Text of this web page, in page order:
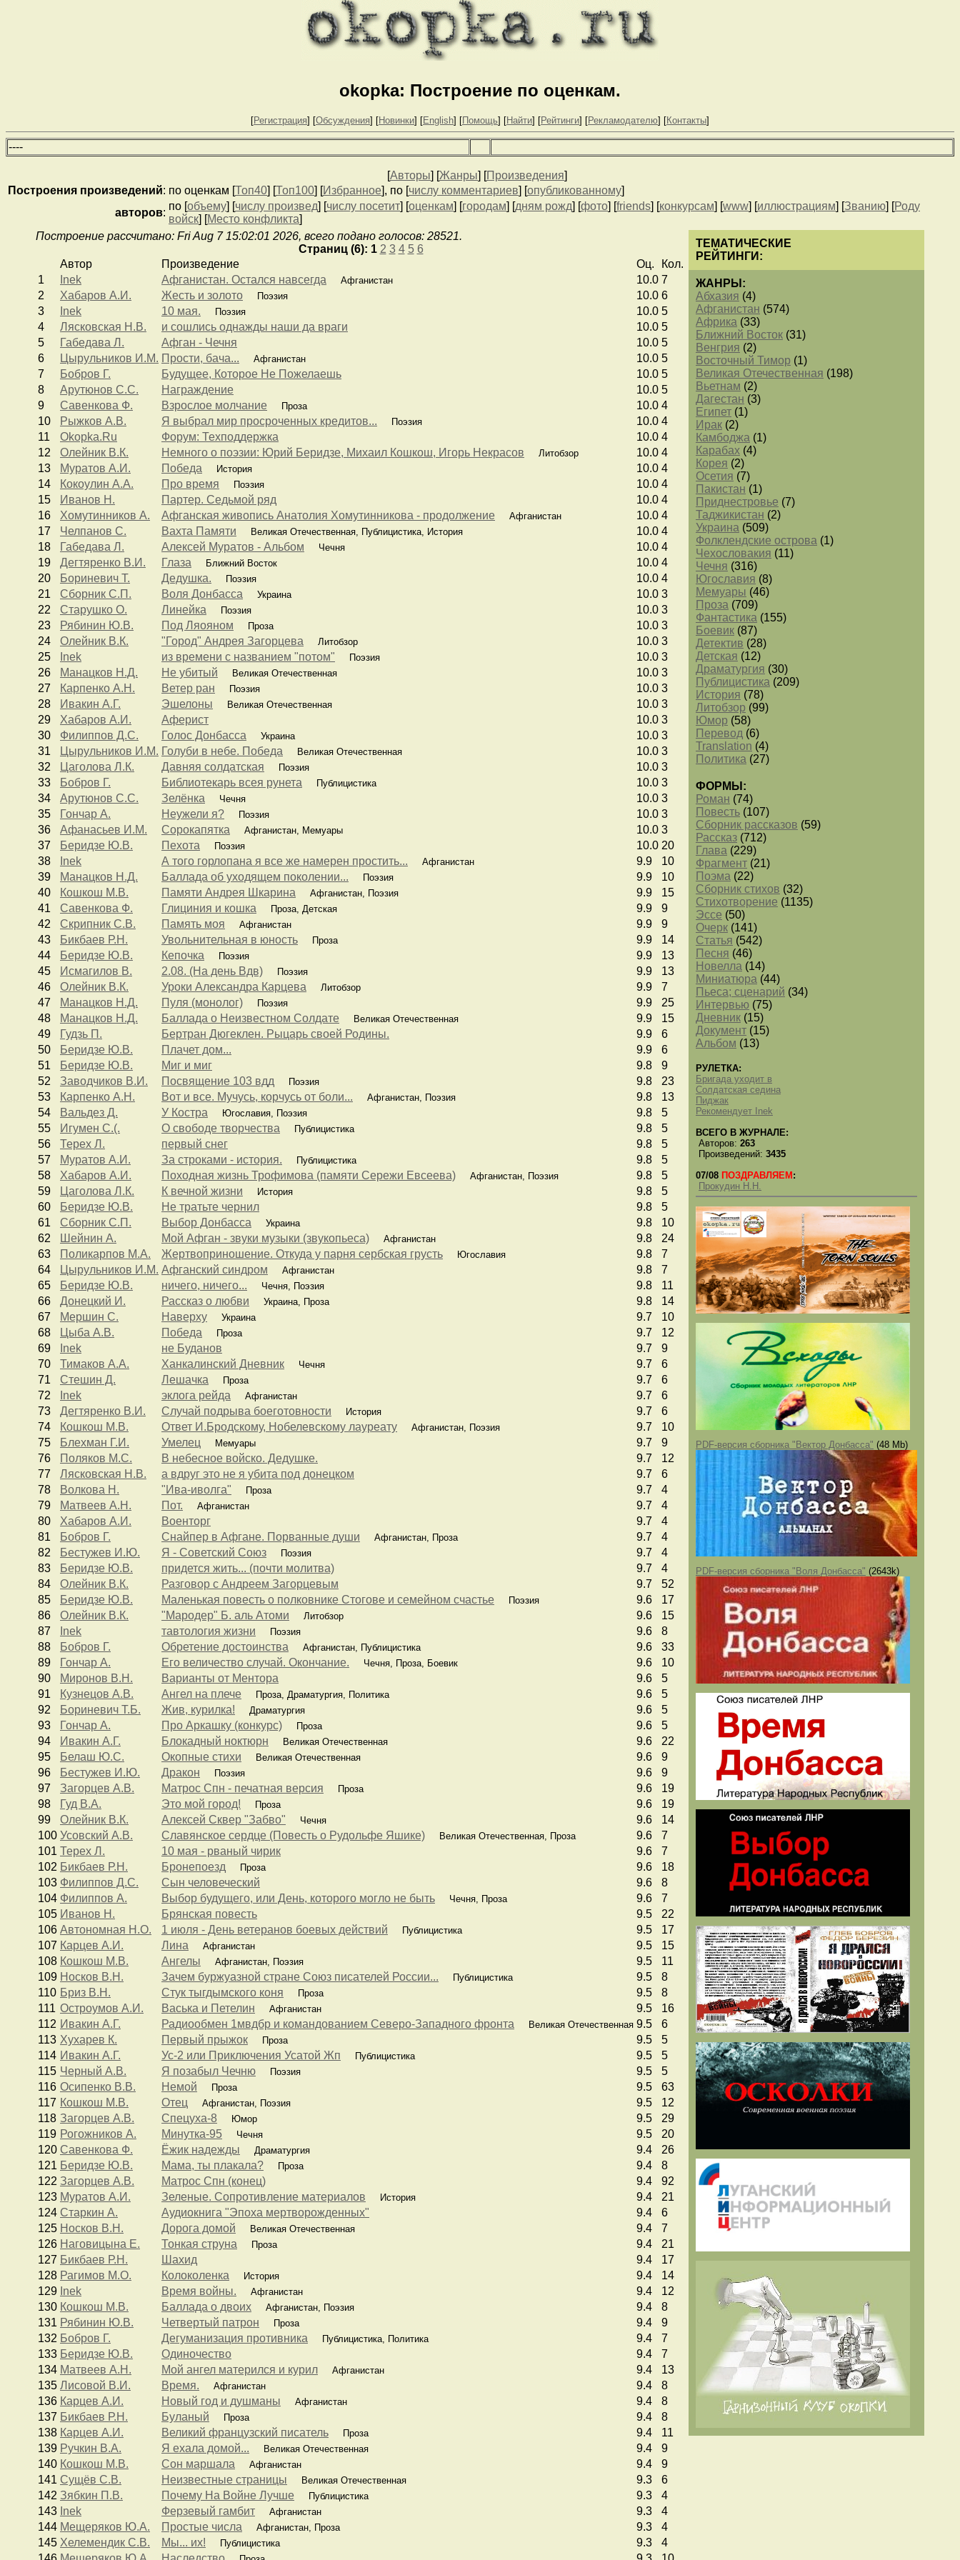
okopka: Построение по оценкам.
[Регистрация] [Обсуждения] [Новинки] [English] [Помощь] [Найти] [Рейтинги] [Рекламодателю] [Контакты]
----
[Авторы] [Жанры] [Произведения]
Построения произведений: по оценкам [Топ40] [Топ100] [Избранное], по [числу комментариев] [опубликованному]
авторов:
по [объему] [числу произвед] [числу посетит] [оценкам] [городам] [дням рожд] [фото] [friends] [конкурсам] [www] [иллюстрациям] [Званию] [Роду
войск] [Место конфликта]
Построение рассчитано: Fri Aug 7 15:02:01 2026, всего подано голосов: 28521.
Страниц (6): 1 2 3 4 5 6
Автор
Произведение Оц.
Кол.
1
Inek Афганистан. Остался навсегда Афганистан 10.0 7
2
Хабаров А.И. Жесть и золото Поэзия 10.0 6
3
Inek 10 мая. Поэзия 10.0 5
4
Лясковская Н.В. и сошлись однажды наши да враги 10.0 5
5
Габедава Л. Афган - Чечня 10.0 5
6
Цырульников И.М. Прости, бача... Афганистан 10.0 5
7
Бобров Г. Будущее, Которое Не Пожелаешь 10.0 5
8
Арутюнов С.С. Награждение 10.0 5
9
Савенкова Ф. Взрослое молчание Проза 10.0 4
10
Рыжков А.В. Я выбрал мир просроченных кредитов... Поэзия 10.0 4
11
Okopka.Ru Форум: Техподдержка 10.0 4
12
Олейник В.К. Немного о поэзии: Юрий Беридзе, Михаил Кошкош, Игорь Некрасов Литобзор 10.0 4
13
Муратов А.И. Победа История 10.0 4
14
Кокоулин А.А. Про время Поэзия 10.0 4
15
Иванов Н. Партер. Седьмой ряд 10.0 4
16
Хомутинников А. Афганская живопись Анатолия Хомутинникова - продолжение Афганистан 10.0 4
17
Челпанов С. Вахта Памяти Великая Отечественная, Публицистика, История 10.0 4
18
Габедава Л. Алексей Муратов - Альбом Чечня 10.0 4
19
Дегтяренко В.И. Глаза Ближний Восток 10.0 4
20
Бориневич Т. Дедушка. Поэзия 10.0 4
21
Сборник С.П. Воля Донбасса Украина 10.0 3
22
Старушко О. Линейка Поэзия 10.0 3
23
Рябинин Ю.В. Под Ляояном Проза 10.0 3
24
Олейник В.К. "Город" Андрея Загорцева Литобзор 10.0 3
25
Inek из времени с названием "потом" Поэзия 10.0 3
26
Манацков Н.Д. Не убитый Великая Отечественная 10.0 3
27
Карпенко А.Н. Ветер ран Поэзия 10.0 3
28
Ивакин А.Г. Эшелоны Великая Отечественная 10.0 3
29
Хабаров А.И. Аферист 10.0 3
30
Филиппов Д.С. Голос Донбасса Украина 10.0 3
31
Цырульников И.М. Голуби в небе. Победа Великая Отечественная 10.0 3
32
Цаголова Л.К. Давняя солдатская Поэзия 10.0 3
33
Бобров Г. Библиотекарь всея рунета Публицистика 10.0 3
34
Арутюнов С.С. Зелёнка Чечня 10.0 3
35
Гончар А. Неужели я? Поэзия 10.0 3
36
Афанасьев И.М. Сорокапятка Афганистан, Мемуары 10.0 3
37
Беридзе Ю.В. Пехота Поэзия 10.0 20
38
Inek А того горлопана я все же намерен простить... Афганистан 9.9
10
39
Манацков Н.Д. Баллада об уходящем поколении... Поэзия 9.9
10
40
Кошкош М.В. Памяти Андрея Шкарина Афганистан, Поэзия 9.9
15
41
Савенкова Ф. Глициния и кошка Проза, Детская 9.9
9
42
Скрипник С.В. Память моя Афганистан 9.9
9
43
Бикбаев Р.Н. Увольнительная в юность Проза 9.9
14
44
Беридзе Ю.В. Кепочка Поэзия 9.9
13
45
Исмагилов В. 2.08. (На день Вдв) Поэзия 9.9
13
46
Олейник В.К. Уроки Александра Карцева Литобзор 9.9
7
47
Манацков Н.Д. Пуля (монолог) Поэзия 9.9
25
48
Манацков Н.Д. Баллада о Неизвестном Солдате Великая Отечественная 9.9
15
49
Гудзь П. Бертран Дюгеклен. Рыцарь своей Родины. 9.9
6
50
Беридзе Ю.В. Плачет дом... 9.9
6
51
Беридзе Ю.В. Миг и миг 9.8
9
52
Заводчиков В.И. Посвящение 103 вдд Поэзия 9.8
23
53
Карпенко А.Н. Вот и все. Мучусь, корчусь от боли... Афганистан, Поэзия 9.8
13
54
Вальдез Д. У Костра Югославия, Поэзия 9.8
5
55
Игумен С.(. О свободе творчества Публицистика 9.8
5
56
Терех Л. первый снег 9.8
5
57
Муратов А.И. За строками - история. Публицистика 9.8
5
58
Хабаров А.И. Походная жизнь Трофимова (памяти Сережи Евсеева) Афганистан, Поэзия 9.8
5
59
Цаголова Л.К. К вечной жизни История 9.8
5
60
Беридзе Ю.В. Не тратьте чернил 9.8
5
61
Сборник С.П. Выбор Донбасса Украина 9.8
10
62
Шейнин А. Мой Афган - звуки музыки (звукопьеса) Афганистан 9.8
24
63
Поликарпов М.А. Жертвоприношение. Откуда у парня сербская грусть Югославия 9.8
7
64
Цырульников И.М. Афганский синдром Афганистан 9.8
7
65
Беридзе Ю.В. ничего, ничего... Чечня, Поэзия 9.8
11
66
Донецкий И. Рассказ о любви Украина, Проза 9.8
14
67
Мершин С. Наверху Украина 9.7
10
68
Цыба А.В. Победа Проза 9.7
12
69
Inek не Буданов 9.7
9
70
Тимаков А.А. Ханкалинский Дневник Чечня 9.7
6
71
Стешин Д. Лешачка Проза 9.7
6
72
Inek эклога рейда Афганистан 9.7
6
73
Дегтяренко В.И. Случай подрыва боеготовности История 9.7
6
74
Кошкош М.В. Ответ И.Бродскому, Нобелевскому лауреату Афганистан, Поэзия 9.7
10
75
Блехман Г.И. Умелец Мемуары 9.7
9
76
Поляков М.С. В небесное войско. Дедушке. 9.7
12
77
Лясковская Н.В. а вдруг это не я убита под донецком 9.7
6
78
Волкова Н. "Ива-иволга" Проза 9.7
4
79
Матвеев А.Н. Пот. Афганистан 9.7
4
80
Хабаров А.И. Военторг 9.7
4
81
Бобров Г. Снайпер в Афгане. Порванные души Афганистан, Проза 9.7
4
82
Бестужев И.Ю. Я - Советский Союз Поэзия 9.7
4
83
Беридзе Ю.В. придется жить... (почти молитва) 9.7
4
84
Олейник В.К. Разговор с Андреем Загорцевым 9.7
52
85
Беридзе Ю.В. Маленькая повесть о полковнике Стогове и семейном счастье Поэзия 9.6
17
86
Олейник В.К. "Мародер" Б. аль Атоми Литобзор 9.6
15
87
Inek тавтология жизни Поэзия 9.6
8
88
Бобров Г. Обретение достоинства Афганистан, Публицистика 9.6
33
89
Гончар А. Его величество случай. Окончание. Чечня, Проза, Боевик 9.6
10
90
Миронов В.Н. Варианты от Ментора 9.6
5
91
Кузнецов А.В. Ангел на плече Проза, Драматургия, Политика 9.6
5
92
Бориневич Т.Б. Жив, курилка! Драматургия 9.6
5
93
Гончар А. Про Аркашку (конкурс) Проза 9.6
5
94
Ивакин А.Г. Блокадный ноктюрн Великая Отечественная 9.6
22
95
Белаш Ю.С. Окопные стихи Великая Отечественная 9.6
9
96
Бестужев И.Ю. Дракон Поэзия 9.6
9
97
Загорцев А.В. Матрос Спн - печатная версия Проза 9.6
19
98
Гуд В.А. Это мой город! Проза 9.6
19
99
Олейник В.К. Алексей Сквер "Забво" Чечня 9.6
14
100 Усовский А.В. Славянское сердце (Повесть о Рудольфе Яшике) Великая Отечественная, Проза 9.6
7
101 Терех Л. 10 мая - рваный чирик 9.6
7
102 Бикбаев Р.Н. Бронепоезд Проза 9.6
18
103 Филиппов Д.С. Сын человеческий 9.6
8
104 Филиппов А. Выбор будущего, или День, которого могло не быть Чечня, Проза 9.6
7
105 Иванов Н. Брянская повесть 9.5
22
106 Автономная Н.О. 1 июля - День ветеранов боевых действий Публицистика 9.5
17
107 Карцев А.И. Лина Афганистан 9.5
15
108 Кошкош М.В. Ангелы Афганистан, Поэзия 9.5
11
109 Носков В.Н. Зачем буржуазной стране Союз писателей России... Публицистика 9.5
8
110 Бриз В.Н. Стук тыгдымского коня Проза 9.5
8
111 Остроумов А.И. Васька и Петелин Афганистан 9.5
16
112 Ивакин А.Г. Радиообмен 1мвдбр и командованием Северо-Западного фронта Великая Отечественная 9.5
6
113 Хухарев К. Первый прыжок Проза 9.5
5
114 Ивакин А.Г. Ус-2 или Приключения Усатой Жп Публицистика 9.5
5
115 Черный А.В. Я позабыл Чечню Поэзия 9.5
5
116 Осипенко В.В. Немой Проза 9.5
63
117 Кошкош М.В. Отец Афганистан, Поэзия 9.5
12
118 Загорцев А.В. Спецуха-8 Юмор 9.5
29
119 Рогожников А. Минутка-95 Чечня 9.5
20
120 Савенкова Ф. Ёжик надежды Драматургия 9.4
26
121 Беридзе Ю.В. Мама, ты плакала? Проза 9.4
8
122 Загорцев А.В. Матрос Спн (конец) 9.4
92
123 Муратов А.И. Зеленые. Сопротивление материалов История 9.4
21
124 Старкин А. Аудиокнига "Эпоха мертворожденных" 9.4
6
125 Носков В.Н. Дорога домой Великая Отечественная 9.4
7
126 Наговицына Е. Тонкая струна Проза 9.4
21
127 Бикбаев Р.Н. Шахид 9.4
17
128 Рагимов М.О. Колоколенка История 9.4
14
129 Inek Время войны. Афганистан 9.4
12
130 Кошкош М.В. Баллада о двоих Афганистан, Поэзия 9.4
8
131 Рябинин Ю.В. Четвертый патрон Проза 9.4
9
132 Бобров Г. Дегуманизация противника Публицистика, Политика 9.4
7
133 Беридзе Ю.В. Одиночество 9.4
7
134 Матвеев А.Н. Мой ангел матерился и курил Афганистан 9.4
13
135 Лисовой В.И. Время. Афганистан 9.4
8
136 Карцев А.И. Новый год и душманы Афганистан 9.4
8
137 Бикбаев Р.Н. Буланый Проза 9.4
8
138 Карцев А.И. Великий французский писатель Проза 9.4
11
139 Ручкин В.А. Я ехала домой... Великая Отечественная 9.4
9
140 Кошкош М.В. Сон маршала Афганистан 9.4
9
141 Сущёв С.В. Неизвестные страницы Великая Отечественная 9.3
6
142 Зябкин П.В. Почему На Войне Лучше Публицистика 9.3
4
143 Inek Ферзевый гамбит Афганистан 9.3
4
144 Мещеряков Ю.А. Простые числа Афганистан, Проза 9.3
4
145 Хелемендик С.В. Мы... их! Публицистика 9.3
4
ТЕМАТИЧЕСКИЕ
РЕЙТИНГИ:
ЖАНРЫ:
Абхазия (4)
Афганистан (574)
Африка (33)
Ближний Восток (31)
Венгрия (2)
Восточный Тимор (1)
Великая Отечественная (198)
Вьетнам (2)
Дагестан (3)
Египет (1)
Ирак (2)
Камбоджа (1)
Карабах (4)
Корея (2)
Осетия (7)
Пакистан (1)
Приднестровье (7)
Таджикистан (2)
Украина (509)
Фолклендские острова (1)
Чехословакия (11)
Чечня (316)
Югославия (8)
Мемуары (46)
Проза (709)
Фантастика (155)
Боевик (87)
Детектив (28)
Детская (12)
Драматургия (30)
Публицистика (209)
История (78)
Литобзор (99)
Юмор (58)
Перевод (6)
Translation (4)
Политика (27)
ФОРМЫ:
Роман (74)
Повесть (107)
Сборник рассказов (59)
Рассказ (712)
Глава (229)
Фрагмент (21)
Поэма (22)
Сборник стихов (32)
Стихотворение (1135)
Эссе (50)
Очерк (141)
Статья (542)
Песня (46)
Новелла (14)
Миниатюра (44)
Пьеса; сценарий (34)
Интервью (75)
Дневник (15)
Документ (15)
Альбом (13)
РУЛЕТКА:
Бригада уходит в
Солдатская седина
Пиджак
Рекомендует Inek
ВСЕГО В ЖУРНАЛЕ:
Авторов: 263
Произведений: 3435
07/08 ПОЗДРАВЛЯЕМ :
Прокудин Н.Н.
PDF-версия сборника "Вектор Донбасса" (48 Mb)
PDF-версия сборника "Воля Донбасса" (2643k)